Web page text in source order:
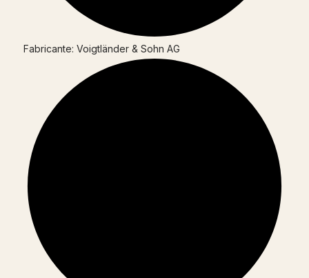
Fabricante: Voigtländer & Sohn AG